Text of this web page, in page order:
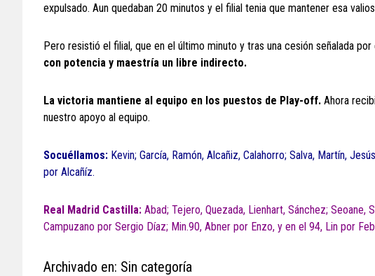
expulsado. Aun quedaban 20 minutos y el filial tenia que mantener esa
Pero resistió el filial, que en el último minuto y tras una cesión señalada
con potencia y maestría un libre indirecto.
La victoria mantiene al equipo en los puestos de Play-off. Ahora
nuestro apoyo al equipo.
Socuéllamos: Kevin; García, Ramón, Alcañiz, Calahorro; Salva, Martín,
por Alcañíz.
Real Madrid Castilla: Abad; Tejero, Quezada, Lienhart, Sánchez; Seoane,
Campuzano por Sergio Díaz; Min.90, Abner por Enzo, y en el 94, Lin por
Archivado en: Sin categoría